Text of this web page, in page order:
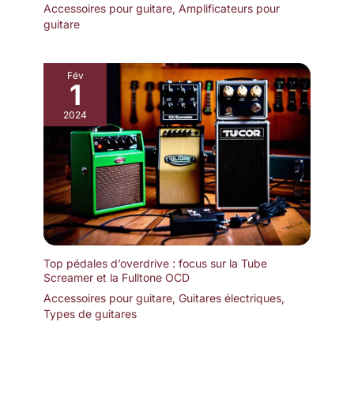
Accessoires pour guitare, Amplificateurs pour
guitare
Fév
1
2024
Top pédales d’overdrive : focus sur la Tube
Screamer et la Fulltone OCD
Accessoires pour guitare, Guitares électriques,
Types de guitares